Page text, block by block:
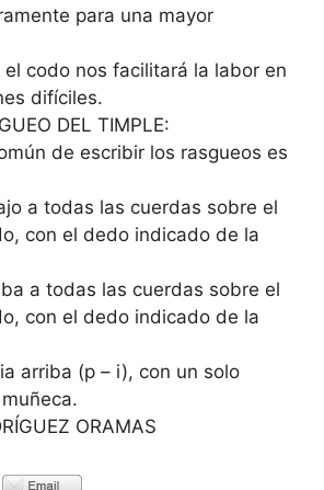
para una mayor
el codo nos facilitará la labor en
difíciles.
DEL TIMPLE:
de escribir los rasgueos es
a todas las cuerdas sobre el
con el dedo indicado de la
a todas las cuerdas sobre el
con el dedo indicado de la
arriba (p – i), con un solo
ORAMAS